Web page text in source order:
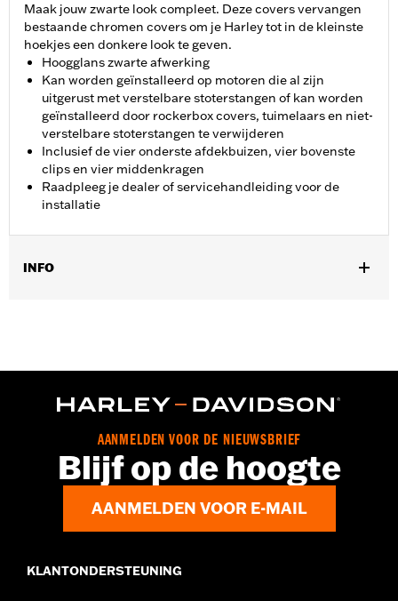
Maak jouw zwarte look compleet. Deze covers vervangen
bestaande chromen covers om je Harley tot in de kleinste
hoekjes een donkere look te geven.
Hoogglans zwarte afwerking
Kan worden geïnstalleerd op motoren die al zijn
uitgerust met verstelbare stoterstangen of kan worden
geïnstalleerd door rockerbox covers, tuimelaars en niet-
verstelbare stoterstangen te verwijderen
Inclusief de vier onderste afdekbuizen, vier bovenste
clips en vier middenkragen
Raadpleeg je dealer of servicehandleiding voor de
installatie
INFO
Per stuk verkocht:
Elk
GARANTIE: ,,,,,,,,,,,,,,,,,,,,,,,,,,,,,,,,,,,,,,,,,,,,,,,,,,,,,,,,,,,,,,,
AANMELDEN VOOR DE NIEUWSBRIEF
Blijf op de hoogte
AANMELDEN VOOR E-MAIL
KLANTONDERSTEUNING